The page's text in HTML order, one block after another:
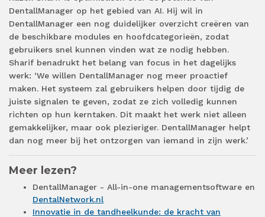
DentallManager op het gebied van AI. Hij wil in
DentallManager een nog duidelijker overzicht creëren van
de beschikbare modules en hoofdcategorieën, zodat
gebruikers snel kunnen vinden wat ze nodig hebben.
Sharif benadrukt het belang van focus in het dagelijks
werk: ‘We willen DentallManager nog meer proactief
maken. Het systeem zal gebruikers helpen door tijdig de
juiste signalen te geven, zodat ze zich volledig kunnen
richten op hun kerntaken. Dit maakt het werk niet alleen
gemakkelijker, maar ook plezieriger. DentallManager helpt
dan nog meer bij het ontzorgen van iemand in zijn werk.’
Meer lezen?
DentallManager - All-in-one managementsoftware en
DentalNetwork.nl
Innovatie in de tandheelkunde: de kracht van